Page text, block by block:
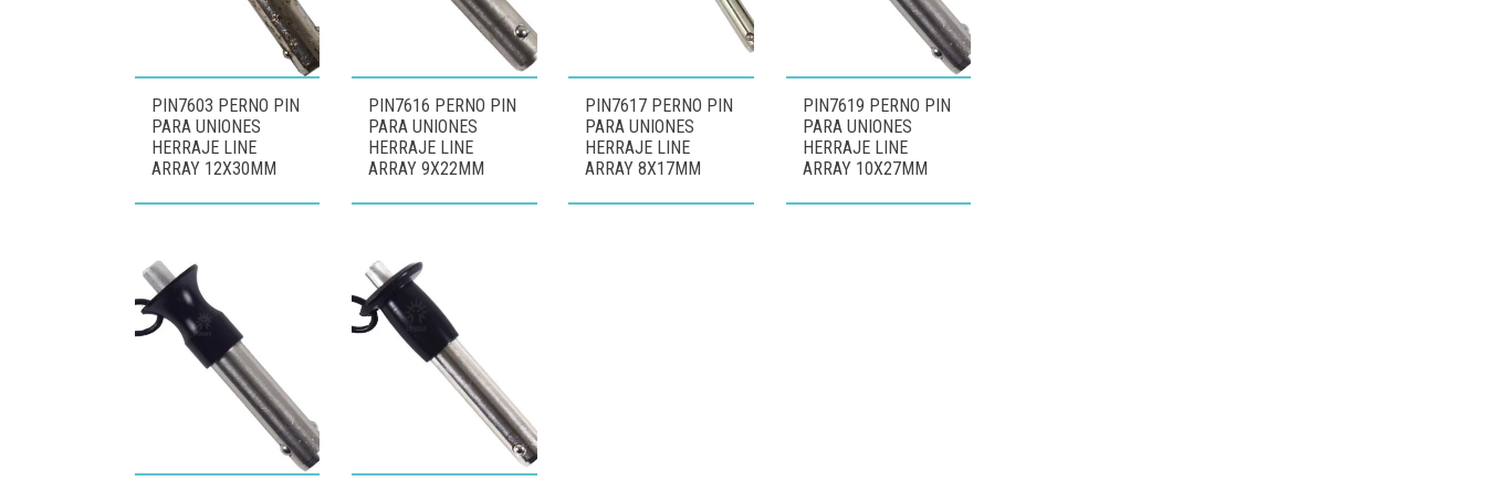
PIN7603 PERNO PIN
PARA UNIONES
HERRAJE LINE
ARRAY 12X30MM
PIN7616 PERNO PIN
PARA UNIONES
HERRAJE LINE
ARRAY 9X22MM
PIN7617 PERNO PIN
PARA UNIONES
HERRAJE LINE
ARRAY 8X17MM
PIN7619 PERNO PIN
PARA UNIONES
HERRAJE LINE
ARRAY 10X27MM